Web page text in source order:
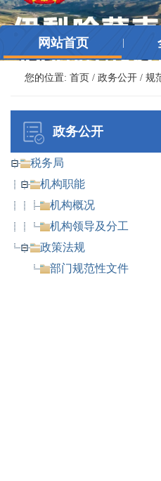
网站首页
您的位置: 首页 / 政务公开 / 规
政务公开
税务局
机构职能
机构概况
机构领导及分工
政策法规
部门规范性文件